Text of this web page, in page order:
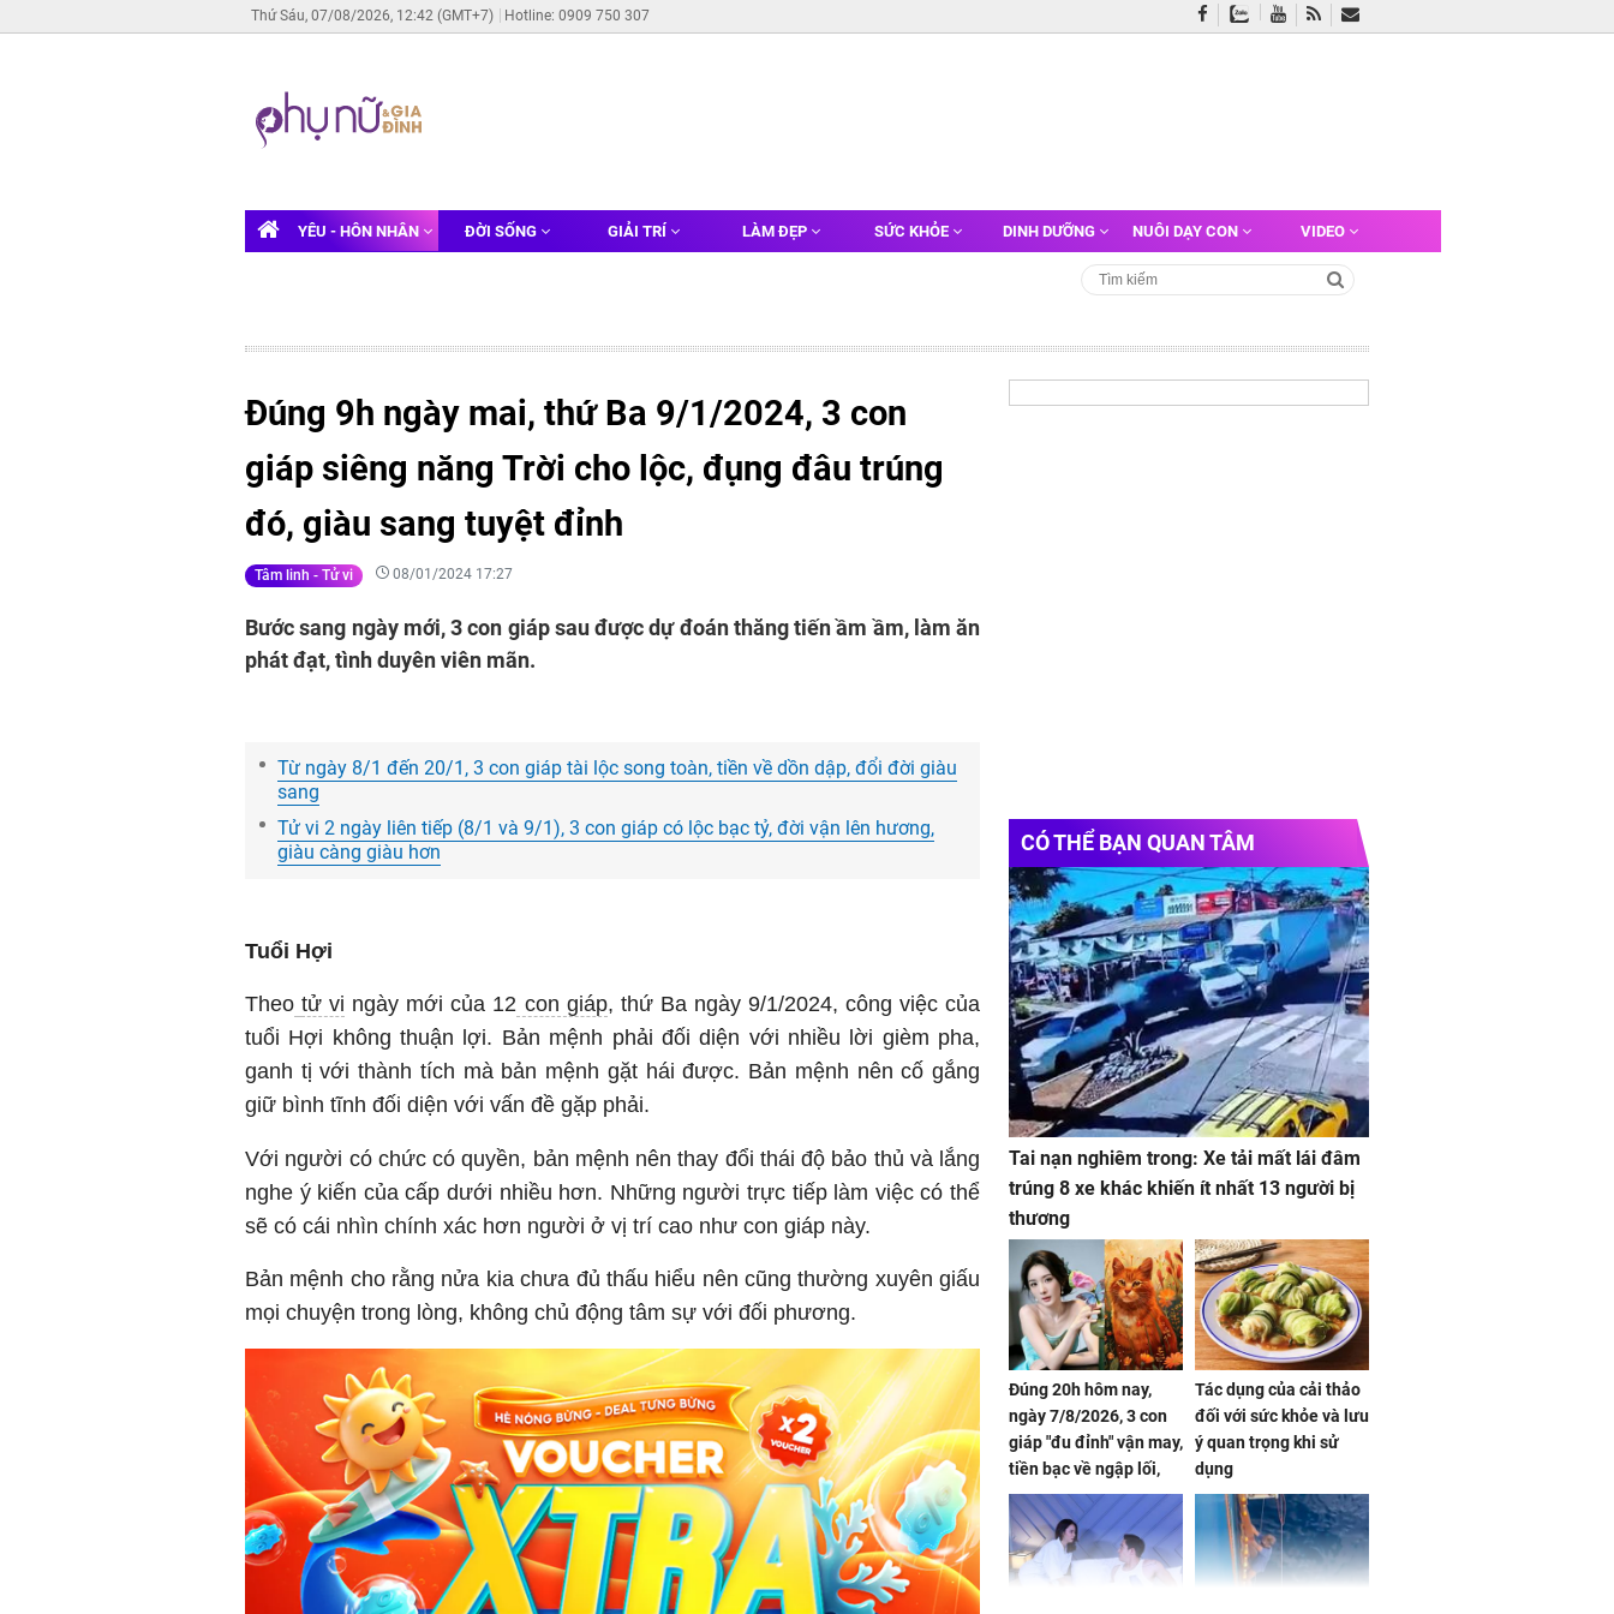
Thứ Sáu, 07/08/2026, 12:42 (GMT+7) Hotline: 0909 750 307
YÊU - HÔN NHÂN ĐỜI SỐNG GIẢI TRÍ LÀM ĐẸP SỨC KHỎE DINH DƯỠNG NUÔI DẠY CON VIDEO
Đúng 9h ngày mai, thứ Ba 9/1/2024, 3 con
giáp siêng năng Trời cho lộc, đụng đâu trúng
đó, giàu sang tuyệt đỉnh
Tâm linh - Tử vi 08/01/2024 17:27
Bước sang ngày mới, 3 con giáp sau được dự đoán thăng tiến ầm ầm, làm ăn
phát đạt, tình duyên viên mãn.
Từ ngày 8/1 đến 20/1, 3 con giáp tài lộc song toàn, tiền về dồn dập, đổi đời giàu
sang
Tử vi 2 ngày liên tiếp (8/1 và 9/1), 3 con giáp có lộc bạc tỷ, đời vận lên hương,
giàu càng giàu hơn
Tuổi Hợi
Theo tử vi ngày mới của 12 con giáp, thứ Ba ngày 9/1/2024, công việc của
tuổi Hợi không thuận lợi. Bản mệnh phải đối diện với nhiều lời gièm pha,
ganh tị với thành tích mà bản mệnh gặt hái được. Bản mệnh nên cố gắng
giữ bình tĩnh đối diện với vấn đề gặp phải.
Với người có chức có quyền, bản mệnh nên thay đổi thái độ bảo thủ và lắng
nghe ý kiến của cấp dưới nhiều hơn. Những người trực tiếp làm việc có thể
sẽ có cái nhìn chính xác hơn người ở vị trí cao như con giáp này.
Bản mệnh cho rằng nửa kia chưa đủ thấu hiểu nên cũng thường xuyên giấu
mọi chuyện trong lòng, không chủ động tâm sự với đối phương.
CÓ THỂ BẠN QUAN TÂM
Tai nạn nghiêm trong: Xe tải mất lái đâm
trúng 8 xe khác khiến ít nhất 13 người bị
thương
Đúng 20h hôm nay,
ngày 7/8/2026, 3 con
giáp "đu đỉnh" vận may,
tiền bạc về ngập lối,
đón lộc ấm no, tình
tiền viên mãn
Tác dụng của cải thảo
đối với sức khỏe và lưu
ý quan trọng khi sử
dụng